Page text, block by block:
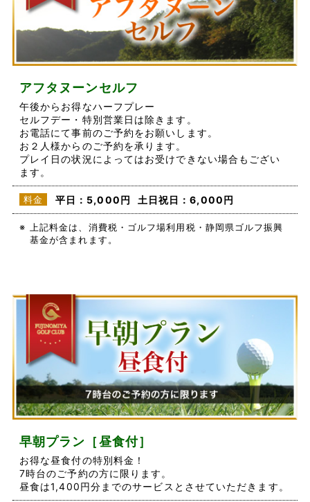
アフタヌーンセルフ
午後からお得なハーフプレー
セルフデー・特別営業日は除きます。
お電話にて事前のご予約をお願いします。
お２人様からのご予約を承ります。
プレイ日の状況によってはお受けできない場合もござい
ます。
料金 平日：5,000円 土日祝日：6,000円
※
上記料金は、消費税・ゴルフ場利用税・静岡県ゴルフ振興
基金が含まれます。
早朝プラン［昼食付］
お得な昼食付の特別料金！
7時台のご予約の方に限ります。
昼食は1,400円分までのサービスとさせていただきます。